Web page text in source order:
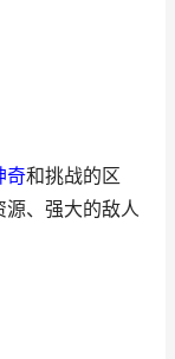
奇和挑战的区
、强大的敌人